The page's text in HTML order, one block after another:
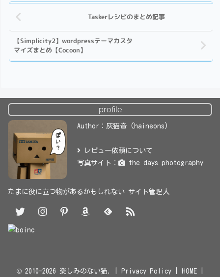
Taskerレシピのまとめ記事
【Simplicity2】wordpressテーマカスタ
マイズまとめ【Cocoon】
profile
Author：灰猫音 (haineons)
レビュー依頼について
写真サイト：
the days photography
たまに役に立つ物があるかもしれない サイト管理人
© 2010-2026 楽しみのない猫. | Privacy Policy| HOME|